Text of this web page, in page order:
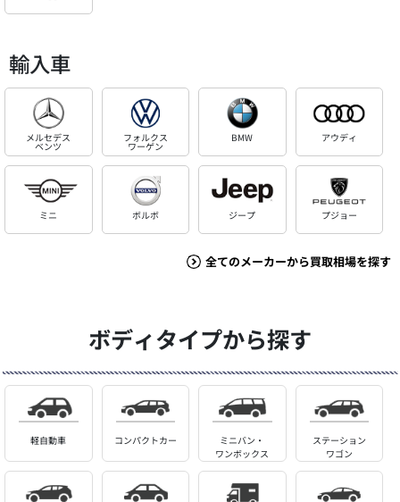
輸入車
メルセデス
ベンツ
フォルクス
ワーゲン
BMW アウディ
ミニ ボルボ ジープ プジョー
全てのメーカーから買取相場を探す
ボディタイプから探す
軽自動車 コンパクトカー
ミニバン・
ワンボックス
ステーション
ワゴン